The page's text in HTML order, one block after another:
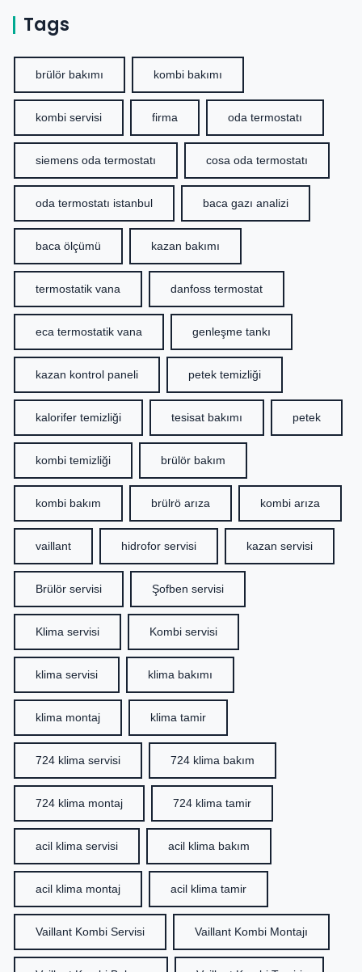
Tags
brülör bakımı kombi bakımı
kombi servisi firma oda termostatı
siemens oda termostatı cosa oda termostatı
oda termostatı istanbul baca gazı analizi
baca ölçümü kazan bakımı
termostatik vana danfoss termostat
eca termostatik vana genleşme tankı
kazan kontrol paneli petek temizliği
kalorifer temizliği tesisat bakımı petek
kombi temizliği brülör bakım
kombi bakım brülrö arıza kombi arıza
vaillant hidrofor servisi kazan servisi
Brülör servisi Şofben servisi
Klima servisi Kombi servisi
klima servisi klima bakımı
klima montaj klima tamir
724 klima servisi 724 klima bakım
724 klima montaj 724 klima tamir
acil klima servisi acil klima bakım
acil klima montaj acil klima tamir
Vaillant Kombi Servisi Vaillant Kombi Montajı